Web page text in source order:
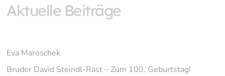
Aktuelle Beiträge
Eva Maroschek
Bruder David Steindl-Rast – Zum 100. Geburtstag!